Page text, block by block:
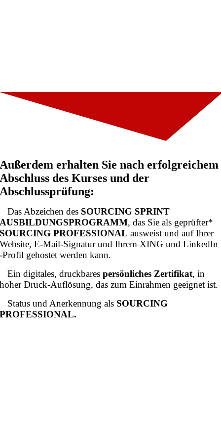
Außerdem erhalten Sie nach erfolgreichem
Abschluss des Kurses und der
Abschlussprüfung:
Das Abzeichen des SOURCING SPRINT
AUSBILDUNGSPROGRAMM, das Sie als geprüfter*
SOURCING PROFESSIONAL ausweist und auf Ihrer
Website, E-Mail-Signatur und Ihrem XING und LinkedIn
-Profil gehostet werden kann.
Ein digitales, druckbarespersönliches Zertifikat, in
hoher Druck-Auflösung, das zum Einrahmen geeignet ist.
Status und Anerkennung als SOURCING
PROFESSIONAL.